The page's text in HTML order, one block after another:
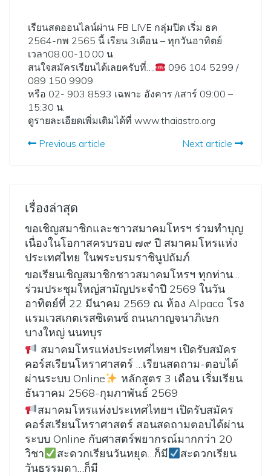
เรียนสดออนไลน์ผ่าน FB LIVE กลุ่มปิด เริ่ม ธค
2564-กพ 2565 นี้ เรียน 3เดือน – ทุกวันอาทิตย์
เวลา08.00-10.00 น.
สนใจสมัครเรียนได้เลยครับที่….
096 104 5299 /
089 150 9909
หรือ 02- 903 8593 เฉพาะ อังคาร /เสาร์ 09:00 –
15:30 น.
ดูรายละเอียดเพิ่มเติมได้ที่ www.thaiastro.org
Previous article
Next article
เรื่องล่าสุด
ขอเชิญสมาชิกและชาวสมาคมโหรฯ ร่วมทำบุญ
เนื่องในโอกาสครบรอบ ๗๙ ปี สมาคมโหรแห่ง
ประเทศไทย ในพระบรมราชินูปถัมภ์
ขอเรียนเชิญสมาชิกชาวสมาคมโหรฯ ทุกท่าน…
ร่วมประชุมใหญ่สามัญประจำปี 2569 ในวัน
อาทิตย์ที่ 22 มีนาคม 2569 ณ ห้อง Alpaca โรง
แรมเวสเกตเรสซิเดนซ์ ถนนกาญจนาภิเษก
บางใหญ่ นนทบุร
สมาคมโหรแห่งประเทศไทยฯ เปิดรับสมัคร
คอร์สเรียนโหราศาสตร์ …เรียนสดถาม-ตอบได้
ผ่านระบบ Online
หลักสูตร 3 เดือน เริ่มเรียน
ธันวาคม 2568-กุมภาพันธ์ 2569
สมาคมโหรแห่งประเทศไทยฯ เปิดรับสมัคร
คอร์สเรียนโหราศาสตร์ สอนสดถามตอบได้ผ่าน
ระบบ Online กับศาสตร์พยากรณ์มากกว่า 20
วิชา
สะดวกเรียนวันหยุด…ก็มี
สะดวกเรียน
วันธรรมดา…ก็มี